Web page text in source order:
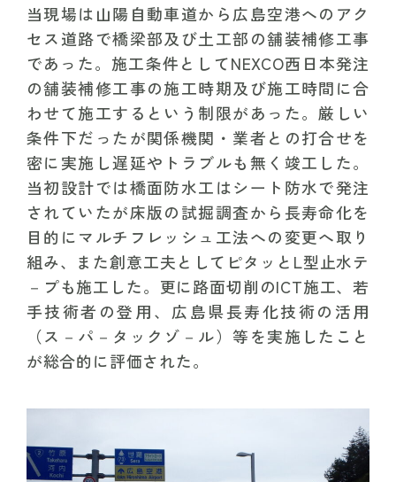
当現場は山陽自動車道から広島空港へのアク
セス道路で橋梁部及び土工部の舗装補修工事
であった。施工条件としてNEXCO西日本発注
の舗装補修工事の施工時期及び施工時間に合
わせて施工するという制限があった。厳しい
条件下だったが関係機関・業者との打合せを
密に実施し遅延やトラブルも無く竣工した。
当初設計では橋面防水工はシート防水で発注
されていたが床版の試掘調査から長寿命化を
目的にマルチフレッシュ工法への変更へ取り
組み、また創意工夫としてピタッとL型止水テ
－プも施工した。更に路面切削のICT施工、若
手技術者の登用、広島県長寿化技術の活用
（ス－パ－タックゾ－ル）等を実施したこと
が総合的に評価された。